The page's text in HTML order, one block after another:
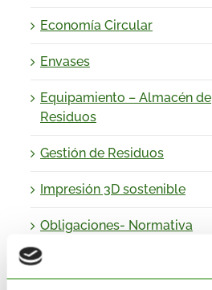
Economía Circular
Envases
Equipamiento – Almacén de
Residuos
Gestión de Residuos
Impresión 3D sostenible
Obligaciones- Normativa
Productos